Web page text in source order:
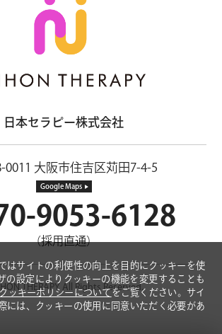
日本セラピー株式会社
0011 大阪市住吉区苅田7-4-5
Google Maps
9053-6128
（採用直通）
THERAPY All Rights Reserved.
はサイトの利便性の向上を目的にクッキーを使
の設定によりクッキーの機能を変更することも
ッキーポリシーについてをご覧ください。サイ
には、クッキーの使用に同意いただく必要があ